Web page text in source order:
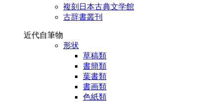
複刻日本古典文学館
古辞書叢刊
近代自筆物
形状
草稿類
書簡類
葉書類
書画類
色紙類